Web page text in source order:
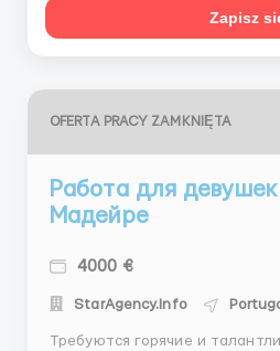
Zapisz
OFERTA PRACY ZAMKNIĘTA
Работа для
Мадейре
4000 €
StarAgency.Info
Требуются горячие и